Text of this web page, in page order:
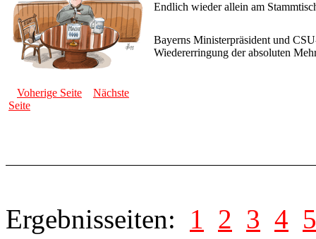
Endlich wieder allein am
Bayerns Ministerpräsident und
Wiedererringung der absoluten
Voherige Seite
Nächste
Seite
Ergebnisseiten: 1 2 3 4 5